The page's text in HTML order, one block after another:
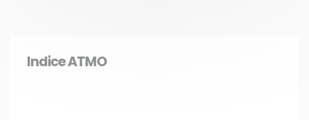
Indice ATMO